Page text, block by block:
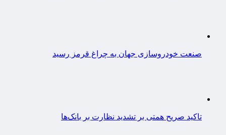
صنعت خودروسازی جهان به چراغ قرمز رسید
تاکید صریح همتی بر تشدید نظارت بر بانک‌ها